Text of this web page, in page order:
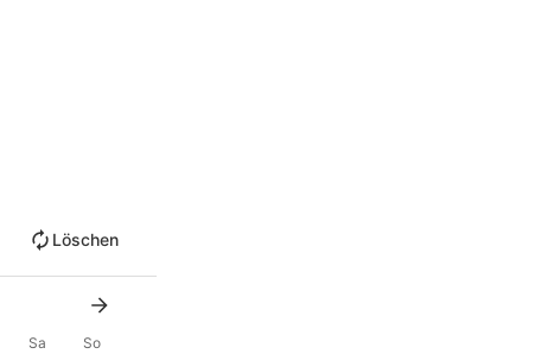
Löschen
Sa So